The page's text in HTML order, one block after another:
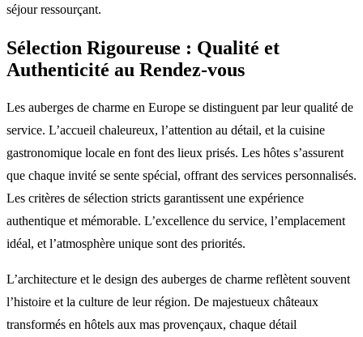
séjour ressourçant.
Sélection Rigoureuse : Qualité et
Authenticité au Rendez-vous
Les auberges de charme en Europe se distinguent par leur qualité de
service. L’accueil chaleureux, l’attention au détail, et la cuisine
gastronomique locale en font des lieux prisés. Les hôtes s’assurent
que chaque invité se sente spécial, offrant des services personnalisés.
Les critères de sélection stricts garantissent une expérience
authentique et mémorable. L’excellence du service, l’emplacement
idéal, et l’atmosphère unique sont des priorités.
L’architecture et le design des auberges de charme reflètent souvent
l’histoire et la culture de leur région. De majestueux châteaux
transformés en hôtels aux mas provençaux, chaque détail